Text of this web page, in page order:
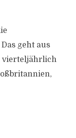
geht aus
vierteljährlich